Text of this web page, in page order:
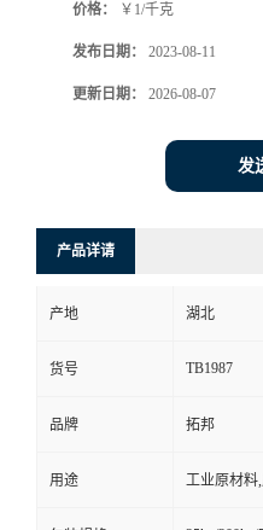
价格： ￥1/千克
发布日期： 2023-08-11
更新日期： 2026-08-07
发
产品详请
产地 湖北
货号 TB1987
品牌 拓邦
用途 工业原材料